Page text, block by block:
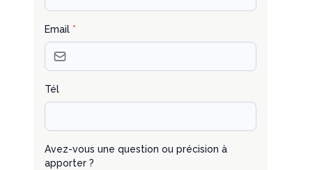
Email *
Tél
Avez-vous une question ou précision à
apporter ?